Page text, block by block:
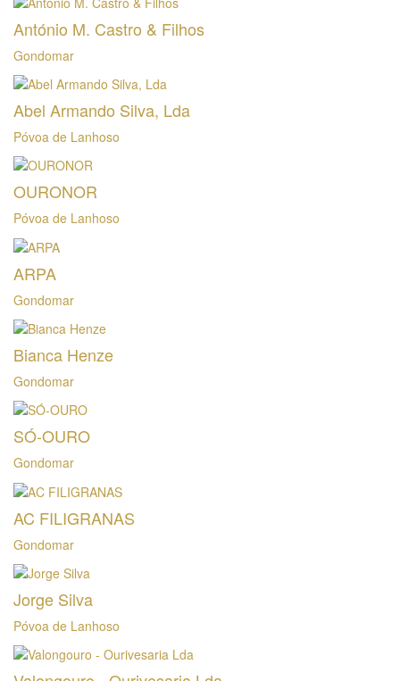
António M. Castro & Filhos
Gondomar
Abel Armando Silva, Lda
Póvoa de Lanhoso
OURONOR
Póvoa de Lanhoso
ARPA
Gondomar
Bianca Henze
Gondomar
SÓ-OURO
Gondomar
AC FILIGRANAS
Gondomar
Jorge Silva
Póvoa de Lanhoso